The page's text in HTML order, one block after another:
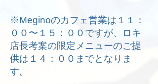
※Meginoのカフェ営業は１１：
００〜１５：００ですが、ロキ
店長考案の限定メニューのご提
供は１４：００までとなりま
す。